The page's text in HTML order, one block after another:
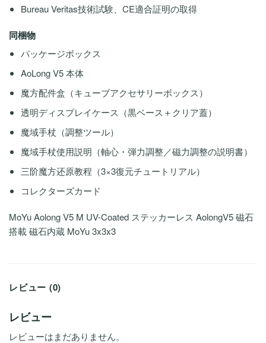
Bureau Veritas技術試験、CE適合証明の取得
同梱物
パッケージボックス
AoLong V5 本体
魔方配件盒（キューブアクセサリーボックス）
透明ディスプレイケース（黒ベース＋クリア蓋）
魔域手杖（調整ツール）
魔域手杖使用説明（軸心・弾力調整／磁力調整の説明書）
三阶魔方还原教程（3×3復元チュートリアル）
コレクターズカード
MoYu Aolong V5 M UV-Coated ステッカーレス AolongV5 磁石
搭載 磁石内蔵 MoYu 3x3x3
レビュー (0)
レビュー
レビューはまだありません。